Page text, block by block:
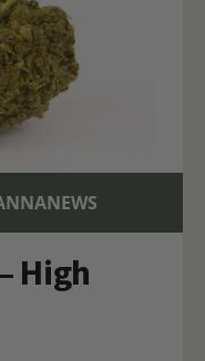
High